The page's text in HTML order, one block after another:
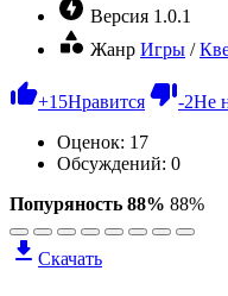
Версия 1.0.1
Жанр Игры /
+15Нравится -2Не
Оценок: 17
Обсуждений: 0
Попуряность 88% 88%
Скачать